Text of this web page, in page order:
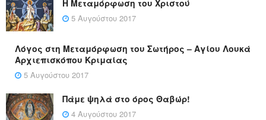
Η Μεταμόρφωση του Χριστού
5 Αυγούστου 2017
Λόγος στη Μεταμόρφωση του Σωτήρος – Αγίου Λουκά
Αρχιεπισκόπου Κριμαίας
5 Αυγούστου 2017
Πάμε ψηλά στο όρος Θαβώρ!
4 Αυγούστου 2017